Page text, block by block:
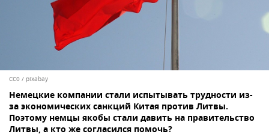
CC0 / pixabay
Немецкие компании стали испытывать трудности из-
за экономических санкций Китая против Литвы.
Поэтому немцы якобы стали давить на правительство
Литвы, а кто же согласился помочь?